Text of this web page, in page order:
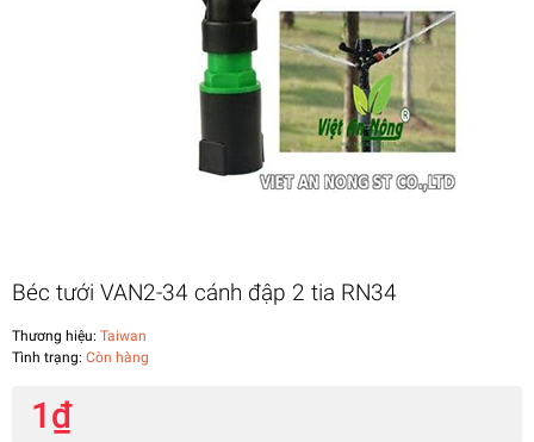
Béc tưới VAN2-34 cánh đập 2 tia RN34
Thương hiệu: Taiwan
Tình trạng: Còn hàng
1₫